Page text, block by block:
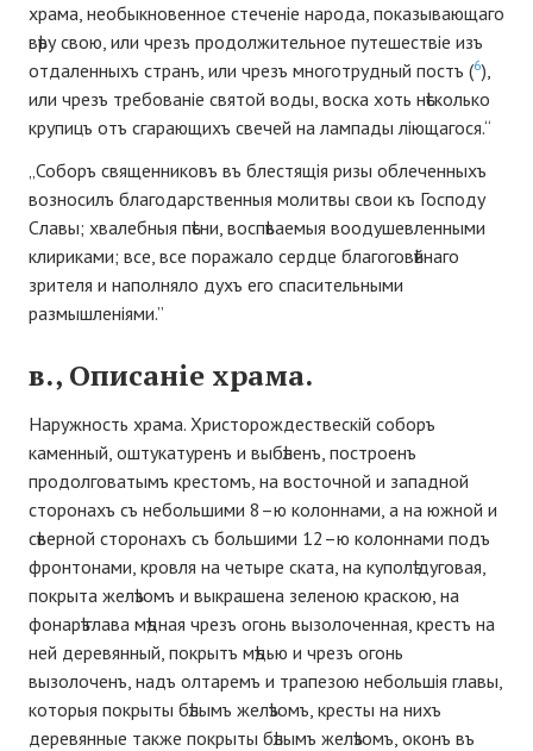
храма, необыкновенное стеченіе народа, показывающаго
вѣру свою, или чрезъ продолжительное путешествіе изъ
отдаленныхъ странъ, или чрезъ многотрудный постъ (6),
или чрезъ требованіе святой воды, воска хоть нѣсколько
крупицъ отъ сгарающихъ свечей на лампады ліющагося.“
„Соборъ священниковъ въ блестящія ризы облеченныхъ
возносилъ благодарственныя молитвы свои къ Господу
Славы; хвалебныя пѣсни, воспѣваемыя воодушевленными
клириками; все, все поражало сердце благоговѣйнаго
зрителя и наполняло духъ его спасительными
размышленіями.”
в., Описаніе храма.
Наружность храма. Христорождествескій соборъ
каменный, оштукатуренъ и выбѣленъ, построенъ
продолговатымъ крестомъ, на восточной и западной
сторонахъ съ небольшими 8–ю колоннами, а на южной и
сѣверной сторонахъ съ большими 12–ю колоннами подъ
фронтонами, кровля на четыре ската, на куполѣ дуговая,
покрыта желѣзомъ и выкрашена зеленою краскою, на
фонарѣ глава мѣдная чрезъ огонь вызолоченная, крестъ на
ней деревянный, покрытъ мѣдью и чрезъ огонь
вызолоченъ, надъ олтаремъ и трапезою небольшія главы,
которыя покрыты бѣлымъ желѣзомъ, кресты на нихъ
деревянные также покрыты бѣлымъ желѣзомъ, оконъ въ